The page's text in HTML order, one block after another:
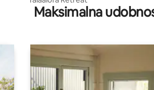
Maksimalna